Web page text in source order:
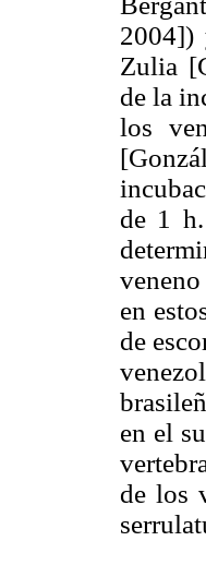
2004])
Zulia
de la
los
de 1
en
de
en el
de los